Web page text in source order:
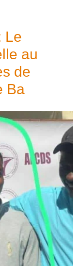
Le
au
de
Ba